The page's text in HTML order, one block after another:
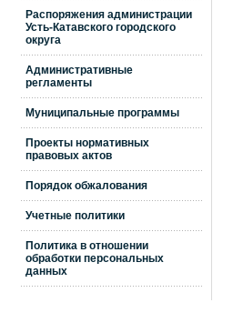
Распоряжения администрации
Усть-Катавского городского
округа
Административные
регламенты
Муниципальные программы
Проекты нормативных
правовых актов
Порядок обжалования
Учетные политики
Политика в отношении
обработки персональных
данных